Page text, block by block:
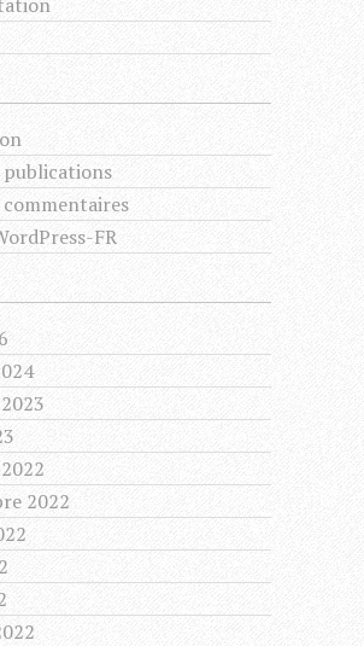
publications
commentaires
FR
2022